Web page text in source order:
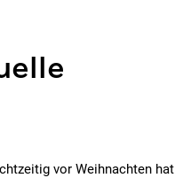
vor Weihnachten hat